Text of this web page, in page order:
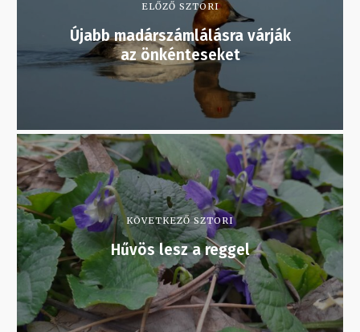
ELŐZŐ SZTORI
Újabb madárszámlálásra várják
az önkénteseket
KÖVETKEZŐ SZTORI
Hűvös lesz a reggel